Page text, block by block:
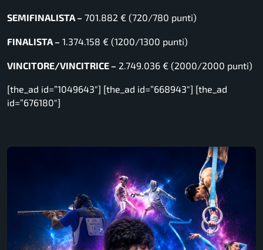
SEMIFINALISTA – 701.882 € (720/780 punti)
FINALISTA – 1.374.158 € (1200/1300 punti)
VINCITORE/VINCITRICE – 2.749.036 € (2000/2000 punti)
[the_ad id=”1049643″] [the_ad id=”668943″] [the_ad
id=”676180″]